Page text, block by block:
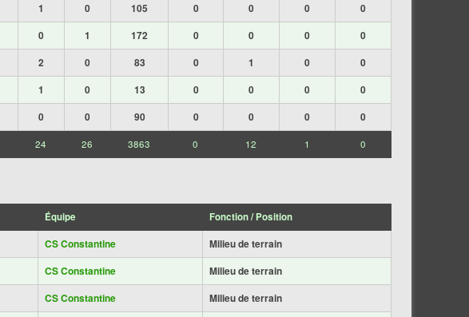
1 0 105 0 0 0
0
0 1 172 0 0 0
0
2 0 83 0 1 0
0
1 0 13 0 0 0
0
0 0 90 0 0 0 0
24 26 3863 0 12 1 0
Équipe Fonction / Position
CS Constantine
Milieu de terrain
CS Constantine
Milieu de terrain
CS Constantine
Milieu de terrain